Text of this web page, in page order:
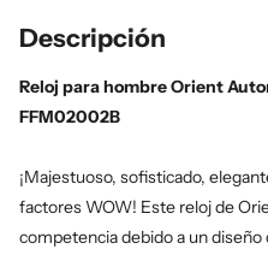
Descripción
Reloj para hombre Orient
FFM02002B
¡Majestuoso, sofisticado,
factores WOW! Este reloj de
competencia debido a un diseño